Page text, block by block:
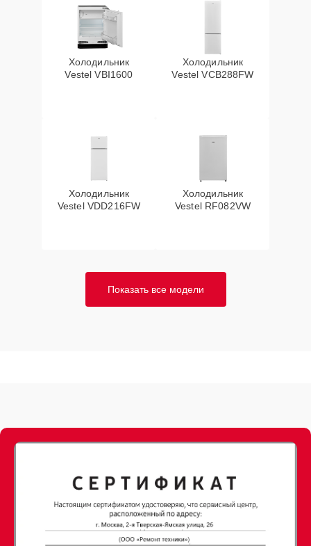
Холодильник
Vestel VBI1600
Холодильник
Vestel VCB288FW
Холодильник
Vestel VDD216FW
Холодильник
Vestel RF082VW
Показать все модели